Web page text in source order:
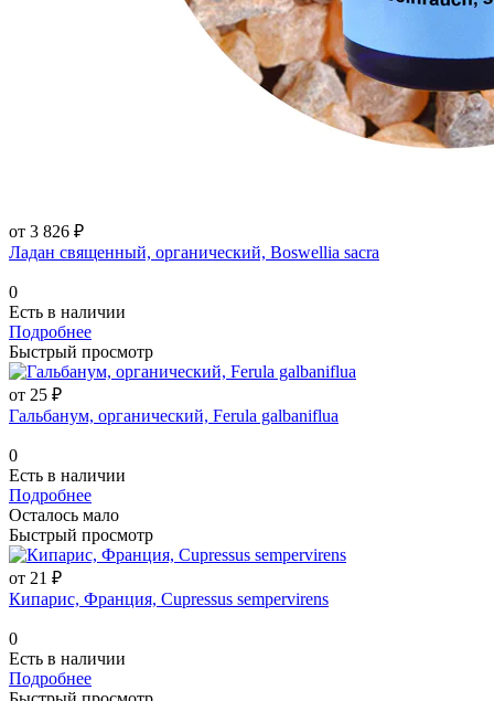
от 3 826 ₽
Ладан священный, органический, Boswellia sacra
0
Есть в наличии
Подробнее
Быстрый просмотр
от 25 ₽
Гальбанум, органический, Ferula galbaniflua
0
Есть в наличии
Подробнее
Осталось мало
Быстрый просмотр
от 21 ₽
Кипарис, Франция, Cupressus sempervirens
0
Есть в наличии
Подробнее